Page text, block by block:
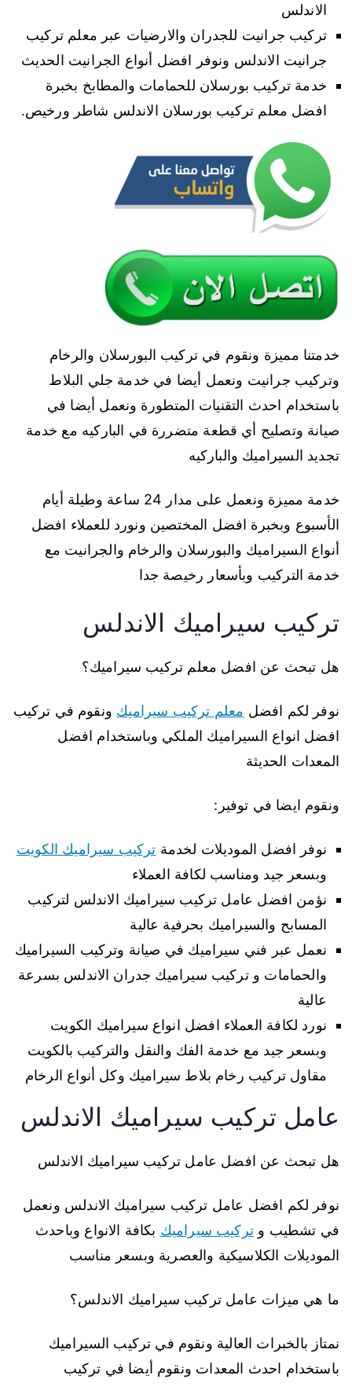
الاندلس
تركيب جرانيت للجدران والارضيات عبر معلم تركيب
جرانيت الاندلس ونوفر افضل أنواع الجرانيت الحديث
خدمة تركيب بورسلان للحمامات والمطابخ بخبرة
افضل معلم تركيب بورسلان الاندلس شاطر ورخيص.
خدمتنا مميزة ونقوم في تركيب البورسلان والرخام
وتركيب جرانيت ونعمل أيضا في خدمة جلي البلاط
باستخدام احدث التقنيات المتطورة ونعمل أيضا في
صيانة وتصليح أي قطعة متضررة في الباركيه مع خدمة
تجديد السيراميك والباركيه
خدمة مميزة ونعمل على مدار 24 ساعة وطيلة أيام
الأسبوع وبخبرة افضل المختصين ونورد للعملاء افضل
أنواع السيراميك والبورسلان والرخام والجرانيت مع
خدمة التركيب وبأسعار رخيصة جدا
تركيب سيراميك الاندلس
هل تبحث عن افضل معلم تركيب سيراميك؟
نوفر لكم افضل معلم تركيب سيراميك ونقوم في تركيب
افضل انواع السيراميك الملكي وباستخدام افضل
المعدات الحديثة
ونقوم ايضا في توفير:
نوفر افضل الموديلات لخدمة تركيب سيراميك الكويت
وبسعر جيد ومناسب لكافة العملاء
نؤمن افضل عامل تركيب سيراميك الاندلس لتركيب
المسابح والسيراميك بحرفية عالية
نعمل عبر فني سيراميك في صيانة وتركيب السيراميك
والحمامات و تركيب سيراميك جدران الاندلس بسرعة
عالية
نورد لكافة العملاء افضل انواع سيراميك الكويت
وبسعر جيد مع خدمة الفك والنقل والتركيب بالكويت
مقاول تركيب رخام بلاط سيراميك وكل أنواع الرخام
عامل تركيب سيراميك الاندلس
هل تبحث عن افضل عامل تركيب سيراميك الاندلس
نوفر لكم افضل عامل تركيب سيراميك الاندلس ونعمل
في تشطيب و تركيب سيراميك بكافة الانواع وباحدث
الموديلات الكلاسيكية والعصرية وبسعر مناسب
ما هي ميزات عامل تركيب سيراميك الاندلس؟
نمتاز بالخبرات العالية ونقوم في تركيب السيراميك
باستخدام احدث المعدات ونقوم أيضا في تركيب